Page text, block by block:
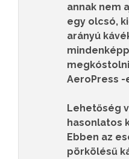
annak nem
egy olcsó,
arányú
AeroPress
Lehetőség
hasonlatos
Ebben az
pörkölésű